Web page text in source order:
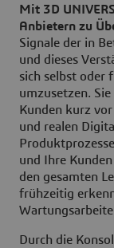
Mit 3D
Anbietern zu
Signale der in
und dieses
sich selbst oder
umzusetzen.
Kunden kurz
und realen
und Ihre
den gesamten
frühzeitig
Durch die